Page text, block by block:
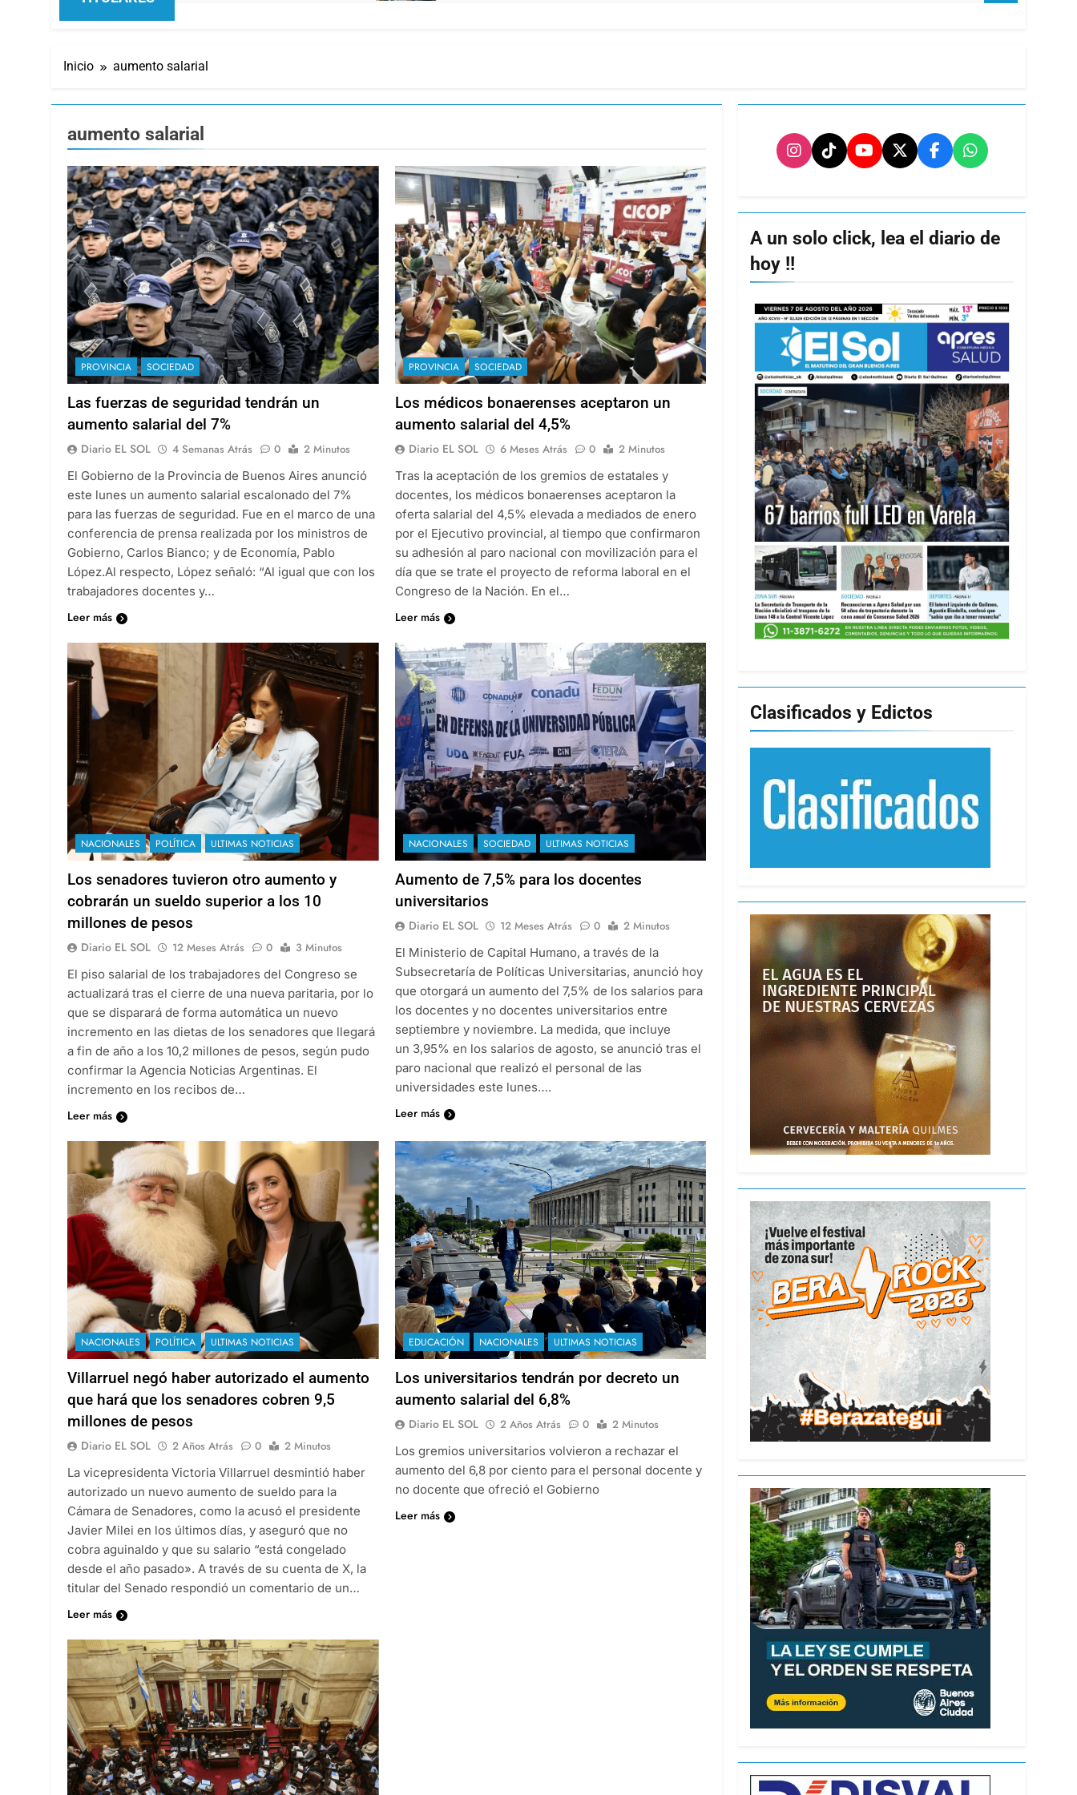
Inicio aumento salarial
aumento salarial
PROVINCIA SOCIEDAD
Las fuerzas de seguridad tendrán un
aumento salarial del 7%
Diario EL SOL 4 Semanas Atrás 0
2 Minutos
El Gobierno de la Provincia de Buenos Aires anunció
este lunes un aumento salarial escalonado del 7%
para las fuerzas de seguridad. Fue en el marco de una
conferencia de prensa realizada por los ministros de
Gobierno, Carlos Bianco; y de Economía, Pablo
López.Al respecto, López señaló: “Al igual que con los
trabajadores docentes y…
Leer más
PROVINCIA SOCIEDAD
Los médicos bonaerenses aceptaron un
aumento salarial del 4,5%
Diario EL SOL 6 Meses Atrás 0
2 Minutos
Tras la aceptación de los gremios de estatales y
docentes, los médicos bonaerenses aceptaron la
oferta salarial del 4,5% elevada a mediados de enero
por el Ejecutivo provincial, al tiempo que confirmaron
su adhesión al paro nacional con movilización para el
día que se trate el proyecto de reforma laboral en el
Congreso de la Nación. En el…
Leer más
NACIONALES POLÍTICA ULTIMAS NOTICIAS
Los senadores tuvieron otro aumento y
cobrarán un sueldo superior a los 10
millones de pesos
Diario EL SOL 12 Meses Atrás 0
3 Minutos
El piso salarial de los trabajadores del Congreso se
actualizará tras el cierre de una nueva paritaria, por lo
que se disparará de forma automática un nuevo
incremento en las dietas de los senadores que llegará
a fin de año a los 10,2 millones de pesos, según pudo
confirmar la Agencia Noticias Argentinas. El
incremento en los recibos de…
Leer más
NACIONALES SOCIEDAD ULTIMAS NOTICIAS
Aumento de 7,5% para los docentes
universitarios
Diario EL SOL 12 Meses Atrás 0
2 Minutos
El Ministerio de Capital Humano, a través de la
Subsecretaría de Políticas Universitarias, anunció hoy
que otorgará un aumento del 7,5% de los salarios para
los docentes y no docentes universitarios entre
septiembre y noviembre. La medida, que incluye
un 3,95% en los salarios de agosto, se anunció tras el
paro nacional que realizó el personal de las
universidades este lunes….
Leer más
NACIONALES POLÍTICA ULTIMAS NOTICIAS
Villarruel negó haber autorizado el aumento
que hará que los senadores cobren 9,5
millones de pesos
Diario EL SOL 2 Años Atrás 0
2 Minutos
La vicepresidenta Victoria Villarruel desmintió haber
autorizado un nuevo aumento de sueldo para la
Cámara de Senadores, como la acusó el presidente
Javier Milei en los últimos días, y aseguró que no
cobra aguinaldo y que su salario “está congelado
desde el año pasado». A través de su cuenta de X, la
titular del Senado respondió un comentario de un…
Leer más
EDUCACIÓN NACIONALES ULTIMAS NOTICIAS
Los universitarios tendrán por decreto un
aumento salarial del 6,8%
Diario EL SOL 2 Años Atrás 0
2 Minutos
Los gremios universitarios volvieron a rechazar el
aumento del 6,8 por ciento para el personal docente y
no docente que ofreció el Gobierno
Leer más
A un solo click, lea el diario de
hoy !!
Clasificados y Edictos